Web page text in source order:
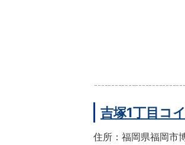
吉塚1丁目コ
住所：福岡県福岡市